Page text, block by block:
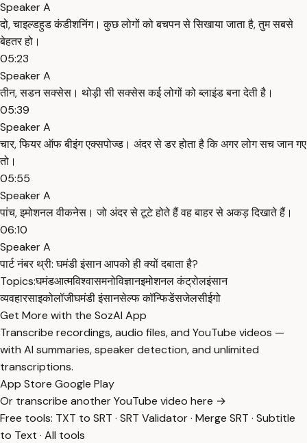
Speaker A
दो, चाइल्डहुड कंडीशनिंग। कुछ लोगों को बचपन से सिखाया जाता है, तुम सबसे
बेहतर हो।
05:23
Speaker A
तीन, सडन सक्सेस। थोड़ी सी सक्सेस कई लोगों को ब्लाइंड बना देती है।
05:39
Speaker A
चार, फियर ऑफ बीइंग एक्सपोज्ड। अंदर से डर होता है कि अगर लोग सच जान गए
तो।
05:55
Speaker A
पांच, इमोशनल वीकनेस। जो अंदर से टूटे होते हैं वह बाहर से अकड़ दिखाते हैं।
06:10
Speaker A
पार्ट नंबर थ्री: घमंडी इंसान आपको ही क्यों दबाता है?
Topics:घमंडआत्मविश्वासमनोविज्ञानइमोशनल कंट्रोलइंसान
व्यवहारसाइकोलॉजीघमंडी इंसानसेल्फ कॉन्फिडेंसजेलसीईगो
Get More with the SozAI App
Transcribe recordings, audio files, and YouTube videos —
with AI summaries, speaker detection, and unlimited
transcriptions.
App Store Google Play
Or transcribe another YouTube video here →
Free tools: TXT to SRT · SRT Validator· Merge SRT · Subtitle
to Text · All tools